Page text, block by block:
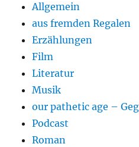
Allgemein
aus fremden Regalen
Erzählungen
Film
Literatur
Musik
our pathetic age –
Podcast
Roman